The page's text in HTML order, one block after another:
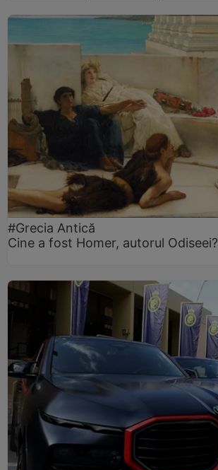
#Grecia Antică
Cine a fost Homer, autorul Odiseei?